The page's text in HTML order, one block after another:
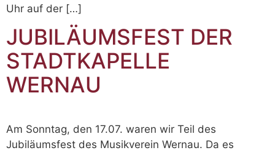
Uhr auf der […]
JUBILÄUMSFEST DER
STADTKAPELLE
WERNAU
Am Sonntag, den 17.07. waren wir Teil des
Jubiläumsfest des Musikverein Wernau. Da es